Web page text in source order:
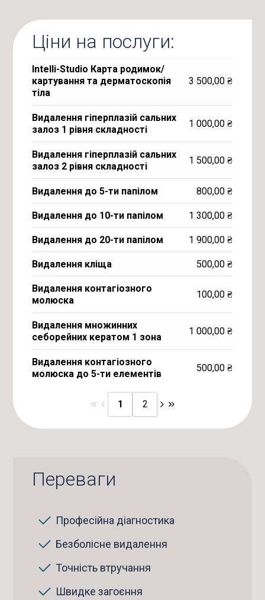
Ціни на послуги:
Intelli-Studio Карта родимок/
картування та дерматоскопія
тіла
3 500,00 ₴
Видалення гіперплазій сальних
залоз 1 рівня складності
1 000,00 ₴
Видалення гіперплазій сальних
залоз 2 рівня складності
1 500,00 ₴
Видалення до 5-ти папілом 800,00 ₴
Видалення до 10-ти папілом 1 300,00 ₴
Видалення до 20-ти папілом 1 900,00 ₴
Видалення кліща 500,00 ₴
Видалення контагіозного
молюска
100,00 ₴
Видалення множинних
себорейних кератом 1 зона
1 000,00 ₴
Видалення контагіозного
молюска до 5-ти елементів
500,00 ₴
1 2
Переваги
Професійна діагностика
Безболісне видалення
Точність втручання
Швидке загоєння